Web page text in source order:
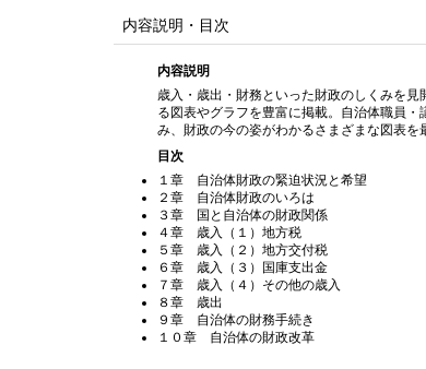
内容説明・目次
内容説明
歳入・歳出・財務といった財政のしくみを
る図表やグラフを豊富に掲載。自治体職員
み、財政の今の姿がわかるさまざまな図表を
目次
１章 自治体財政の緊迫状況と希望
２章 自治体財政のいろは
３章 国と自治体の財政関係
４章 歳入（１）地方税
５章 歳入（２）地方交付税
６章 歳入（３）国庫支出金
７章 歳入（４）その他の歳入
８章 歳出
９章 自治体の財務手続き
１０章 自治体の財政改革